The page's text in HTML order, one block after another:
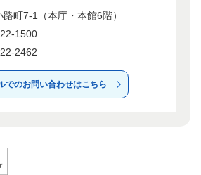
町7-1（本庁・本館6階）
1500
2462
でのお問い合わせはこちら